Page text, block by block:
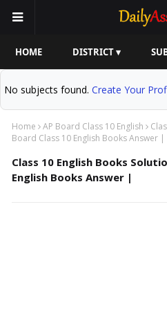
HOME DISTRICT ▾
No subjects found. Create Your
Home AP Board Class 10 English
Board Class 10 English Books Answer |
Class 10 English Books
English Books Answer |